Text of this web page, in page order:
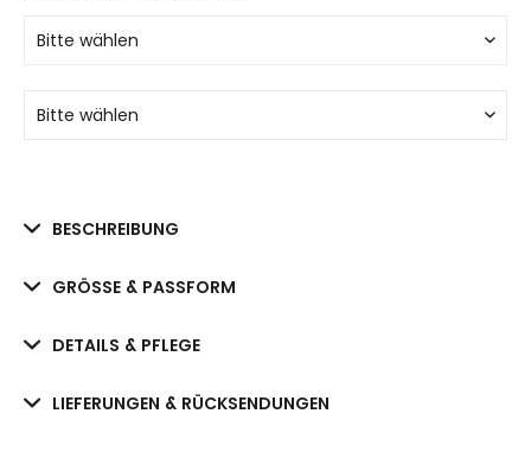
BESCHREIBUNG
GRÖSSE & PASSFORM
DETAILS & PFLEGE
LIEFERUNGEN & RÜCKSENDUNGEN